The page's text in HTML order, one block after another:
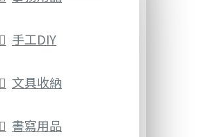
手工DIY
文具收納
書寫用品